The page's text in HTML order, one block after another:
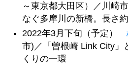
～東京都大田区）／川崎
なぐ多摩川の新橋。長さ約
2022年3月下旬（予定）
市)／「曽根崎 Link City」
くりの一環